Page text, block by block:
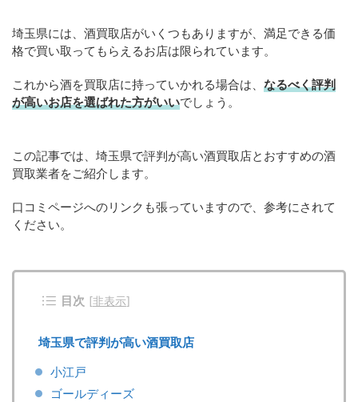
埼玉県には、酒買取店がいくつもありますが、満足できる価
格で買い取ってもらえるお店は限られています。
これから酒を買取店に持っていかれる場合は、 なるべく評判
が高いお店を選ばれた方がいいでしょう。
この記事では、埼玉県で評判が高い酒買取店とおすすめの酒
買取業者をご紹介します。
口コミページへのリンクも張っていますので、参考にされて
ください。
目次 [非表示]
埼玉県で評判が高い酒買取店
小江戸
ゴールディーズ